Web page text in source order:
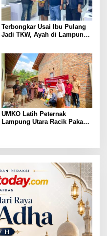
Terbongkar Usai Ibu Pulang
Jadi TKW, Ayah di Lampung
Tahun, Nyaris Diamuk Massa
UMKO Latih Peternak
Lampung Utara Racik Pakan